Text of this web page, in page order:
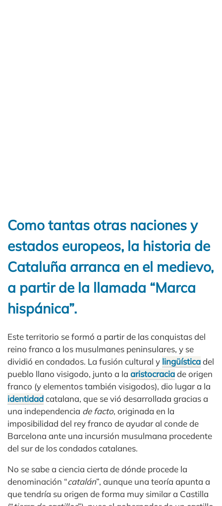
Como tantas otras naciones y
estados europeos, la historia de
Cataluña arranca en el medievo,
a partir de la llamada “Marca
hispánica”.
Este territorio se formó a partir de las conquistas del
reino franco a los musulmanes peninsulares, y se
dividió en condados. La fusión cultural y lingüísticadel
pueblo llano visigodo, junto a la aristocraciade origen
franco (y elementos también visigodos), dio lugar a la
identidadcatalana, que se vió desarrollada gracias a
una independencia de facto, originada en la
imposibilidad del rey franco de ayudar al conde de
Barcelona ante una incursión musulmana procedente
del sur de los condados catalanes.
No se sabe a ciencia cierta de dónde procede la
denominación “catalán”, aunque una teoría apunta a
que tendría su origen de forma muy similar a Castilla